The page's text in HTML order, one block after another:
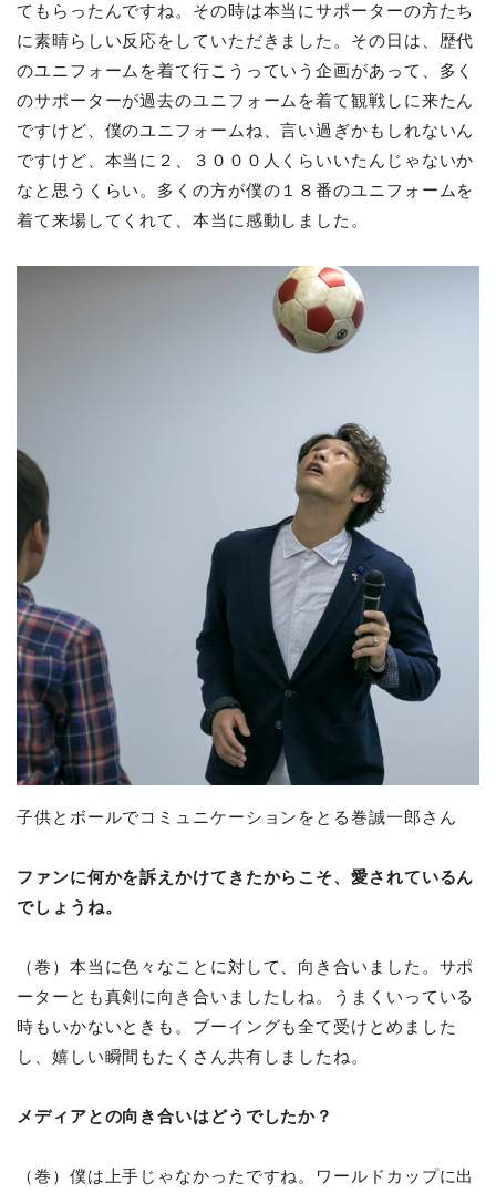
てもらったんですね。その時は本当にサポーターの方たち
に素晴らしい反応をしていただきました。その日は、歴代
のユニフォームを着て行こうっていう企画があって、多く
のサポーターが過去のユニフォームを着て観戦しに来たん
ですけど、僕のユニフォームね、言い過ぎかもしれないん
ですけど、本当に２、３０００人くらいいたんじゃないか
なと思うくらい。多くの方が僕の１８番のユニフォームを
着て来場してくれて、本当に感動しました。
子供とボールでコミュニケーションをとる巻誠一郎さん
ファンに何かを訴えかけてきたからこそ、愛されているん
でしょうね。
（巻）本当に色々なことに対して、向き合いました。サポ
ーターとも真剣に向き合いましたしね。うまくいっている
時もいかないときも。ブーイングも全て受けとめました
し、嬉しい瞬間もたくさん共有しましたね。
メディアとの向き合いはどうでしたか？
（巻）僕は上手じゃなかったですね。ワールドカップに出